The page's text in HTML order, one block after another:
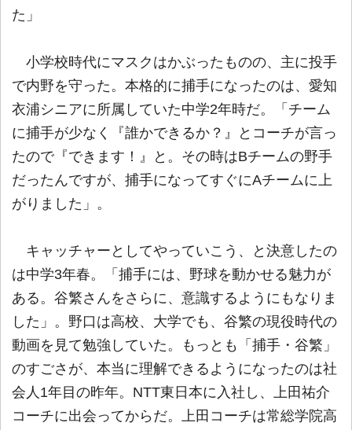
た」
小学校時代にマスクはかぶったものの、主に投手
で内野を守った。本格的に捕手になったのは、愛知
衣浦シニアに所属していた中学2年時だ。「チーム
に捕手が少なく『誰かできるか？』とコーチが言っ
たので『できます！』と。その時はBチームの野手
だったんですが、捕手になってすぐにAチームに上
がりました」。
キャッチャーとしてやっていこう、と決意したの
は中学3年春。「捕手には、野球を動かせる魅力が
ある。谷繁さんをさらに、意識するようにもなりま
した」。野口は高校、大学でも、谷繁の現役時代の
動画を見て勉強していた。もっとも「捕手・谷繁」
のすごさが、本当に理解できるようになったのは社
会人1年目の昨年。NTT東日本に入社し、上田祐介
コーチに出会ってからだ。上田コーチは常総学院高